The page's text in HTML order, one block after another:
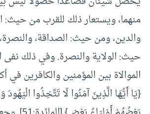
منهما، ويستعار ذلك للقرب من حيث:
والدين، ومن حيث: الصداقة،
حيث: الولاية والنصرة. وفي ذلك نفى
الموالاة بين المؤمنين والكافرين في
{يَا أَيُّهَا الَّذِينَ آمَنُوا لَا تَتَّخِذُوا الْيَهُودَ